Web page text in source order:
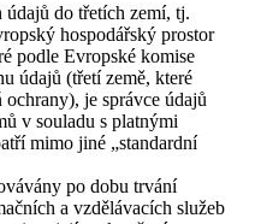
do třetích zemí, tj.
hospodářský prostor
podle Evropské komise
údajů (třetí země, které
je správce údajů
v souladu s platnými
mimo jiné „standardní
po dobu trvání
a vzdělávacích služeb